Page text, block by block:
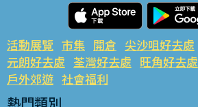
活動展覽 市集 開倉 尖沙咀好去處
元朗好去處 荃灣好去處 旺角好去處
戶外郊遊 社會福利
熱門類別